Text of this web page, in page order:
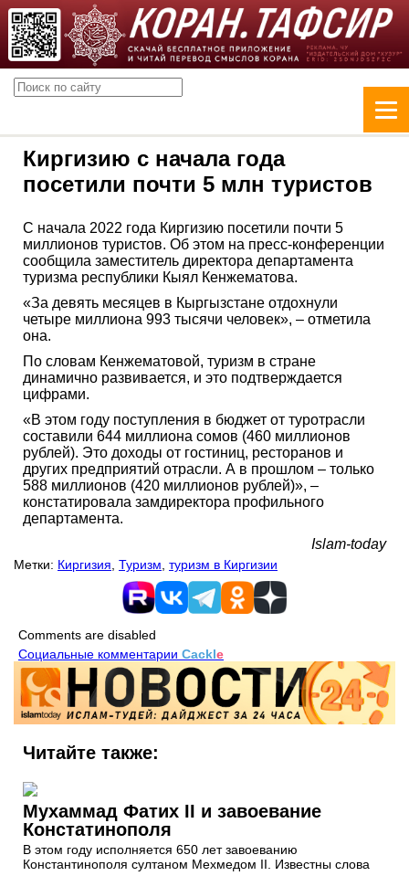
Киргизию с начала года
посетили почти 5 млн туристов
С начала 2022 года Киргизию посетили почти 5
миллионов туристов. Об этом на пресс-конференции
сообщила заместитель директора департамента
туризма республики Кыял Кенжематова.
«За девять месяцев в Кыргызстане отдохнули
четыре миллиона 993 тысячи человек», – отметила
она.
По словам Кенжематовой, туризм в стране
динамично развивается, и это подтверждается
цифрами.
«В этом году поступления в бюджет от туротрасли
составили 644 миллиона сомов (460 миллионов
рублей). Это доходы от гостиниц, ресторанов и
других предприятий отрасли. А в прошлом – только
588 миллионов (420 миллионов рублей)», –
констатировала замдиректора профильного
департамента.
Islam-today
Метки: Киргизия Туризм туризм в Киргизии
Comments are disabled
Социальные комментарии Cackle
Читайте также:
Мухаммад Фатих II и завоевание
Констатинополя
В этом году исполняется 650 лет завоеванию
Константинополя султаном Мехмедом II. Известны слова